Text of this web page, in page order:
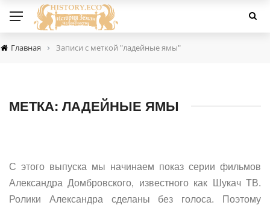
Главная › Записи с меткой "ладейные ямы"
МЕТКА: ЛАДЕЙНЫЕ ЯМЫ
С этого выпуска мы начинаем показ серии фильмов
Александра Домбровского, известного как Шукач ТВ.
Ролики Александра сделаны без голоса. Поэтому